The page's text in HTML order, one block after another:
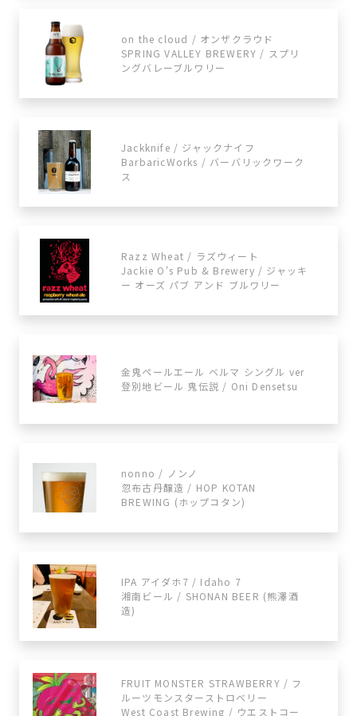
on the cloud / オンザクラウド
SPRING VALLEY BREWERY / スプリ
ングバレーブルワリー
Jackknife / ジャックナイフ
BarbaricWorks / バーバリックワーク
ス
Razz Wheat / ラズウィート
Jackie O's Pub & Brewery / ジャッキ
ー オーズ パブ アンド ブルワリー
金鬼ペールエール ベルマ シングル ver
登別地ビール 鬼伝説 / Oni Densetsu
nonno / ノンノ
忽布古丹醸造 / HOP KOTAN
BREWING (ホップコタン)
IPA アイダホ7 / Idaho 7
湘南ビール / SHONAN BEER (熊澤酒
造)
FRUIT MONSTER STRAWBERRY / フ
ルーツモンスターストロベリー
West Coast Brewing / ウエストコー